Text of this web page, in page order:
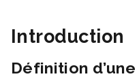
Introduction
Définition